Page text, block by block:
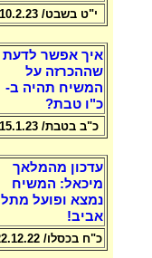
י"ט בשבט/ 10.2.23
איך אפשר לדעת
שההכרזה על
המשיח תהיה ב-
כ"ו טבת?
כ"ב בטבת/ 15.1.23
עדכון מהמלאך
מיכאל: המשיח
נמצא ופועל מתל
אביב!
כ"ח בכסלו/ 22.12.22